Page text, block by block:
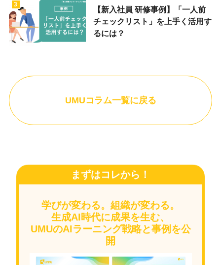
3
【新入社員 研修事例】「一人前
チェックリスト」を上手く活用す
るには？
UMUコラム一覧に戻る
まずはコレから！
学びが変わる。組織が変わる。
生成AI時代に成果を生む、
UMUのAIラーニング戦略と事例を公
開